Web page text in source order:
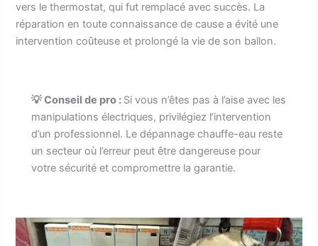
vers le thermostat, qui fut remplacé avec succès. La
réparation en toute connaissance de cause a évité une
intervention coûteuse et prolongé la vie de son ballon.
💡 Conseil de pro : Si vous n’êtes pas à l’aise avec les
manipulations électriques, privilégiez l’intervention
d’un professionnel. Le dépannage chauffe-eau reste
un secteur où l’erreur peut être dangereuse pour
votre sécurité et compromettre la garantie.